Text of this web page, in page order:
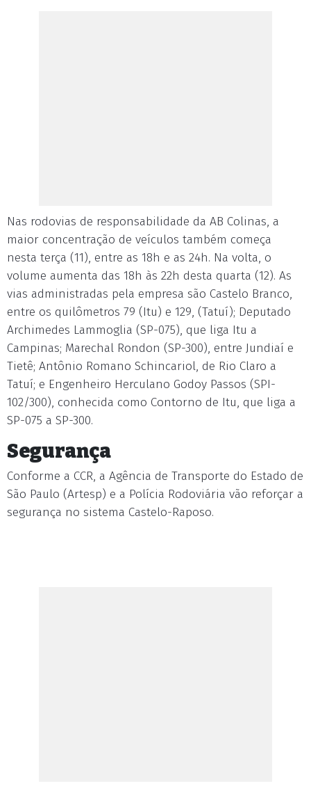
Nas rodovias de responsabilidade da AB Colinas, a
maior concentração de veículos também começa
nesta terça (11), entre as 18h e as 24h. Na volta, o
volume aumenta das 18h às 22h desta quarta (12). As
vias administradas pela empresa são Castelo Branco,
entre os quilômetros 79 (Itu) e 129, (Tatuí); Deputado
Archimedes Lammoglia (SP-075), que liga Itu a
Campinas; Marechal Rondon (SP-300), entre Jundiaí e
Tietê; Antônio Romano Schincariol, de Rio Claro a
Tatuí; e Engenheiro Herculano Godoy Passos (SPI-
102/300), conhecida como Contorno de Itu, que liga a
SP-075 a SP-300.
Segurança
Conforme a CCR, a Agência de Transporte do Estado de
São Paulo (Artesp) e a Polícia Rodoviária vão reforçar a
segurança no sistema Castelo-Raposo.